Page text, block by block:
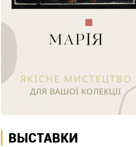
ВЫСТАВКИ